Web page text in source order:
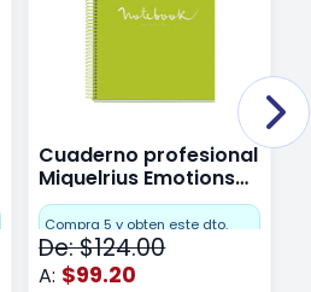
Cuaderno profesional
Miquelrius Emotions
Dots 80 hojas Lima
Compra 5 y obten este dto.
De: $124.00
A: $99.20